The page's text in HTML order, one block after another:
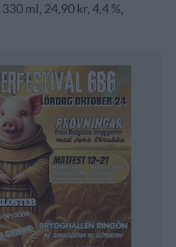
ml, 24,90 kr, 4,4 %,